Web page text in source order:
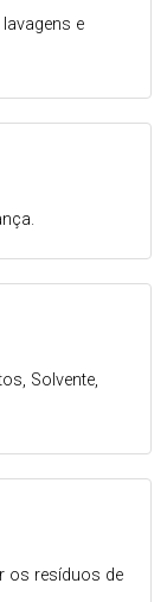
os resíduos de
Solvente,
e